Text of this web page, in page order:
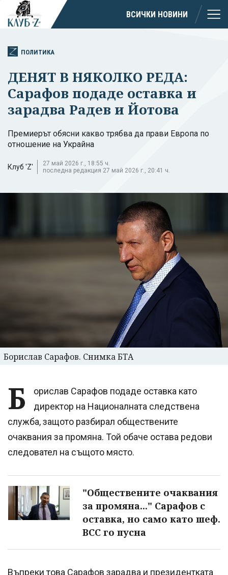
ВСИЧКИ НОВИНИ
ПОЛИТИКА
ДЕНЯТ В НЯКОЛКО РЕДА:
Сарафов подаде оставка и
зарадва Радев и Йотова
Премиерът обясни какво трябва да прави Европа по
отношение на Украйна
Клуб 'Z'
27 май 2026 г., 18:55 ч.
последна редакция 27 май 2026 г., 20:41 ч.
Борислав Сарафов. Снимка БТА
Б
орислав Сарафов подаде оставка като
директор на Националната следствена
служба, защото разбирал обществените
очаквания за промяна. Той обаче остава редови
следовател на същото място.
"Обществените очаквания
за промяна..." Сарафов с
оставка, но само като шеф.
ВСС го пусна
Въпреки това Сарафов зарадва и президентката